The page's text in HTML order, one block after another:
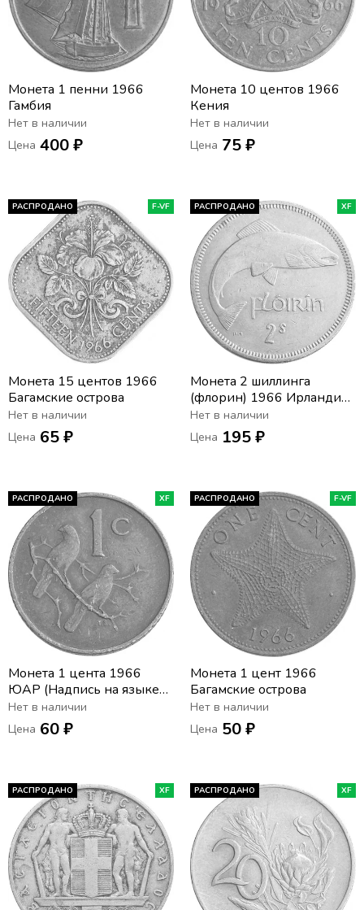
Монета 1 пенни 1966
Гамбия
Нет в наличии
Цена 400 ₽
Монета 10 центов 1966
Кения
Нет в наличии
Цена 75 ₽
РАСПРОДАНО F-VF
Монета 15 центов 1966
Багамские острова
Нет в наличии
Цена 65 ₽
РАСПРОДАНО XF
Монета 2 шиллинга
(флорин) 1966 Ирландия.
Атлантический лосось
Нет в наличии
Цена 195 ₽
РАСПРОДАНО XF
Монета 1 цента 1966
ЮАР (Надпись на языке
африкаанс - "SUID-
AFRIKA")
Нет в наличии
Цена 60 ₽
РАСПРОДАНО F-VF
Монета 1 цент 1966
Багамские острова
Нет в наличии
Цена 50 ₽
РАСПРОДАНО XF РАСПРОДАНО XF